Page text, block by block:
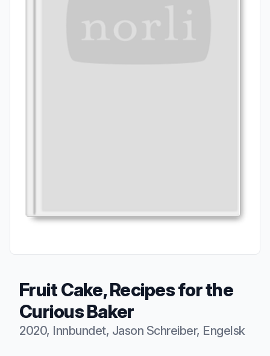
Fruit Cake, Recipes for the
Curious Baker
2020, Innbundet, Jason Schreiber, Engelsk